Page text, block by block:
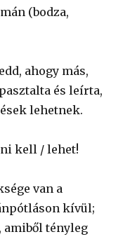
(bodza,
ahogy más,
és leírta,
lehetnek.
kell / lehet!
van a
kívül;
tényleg